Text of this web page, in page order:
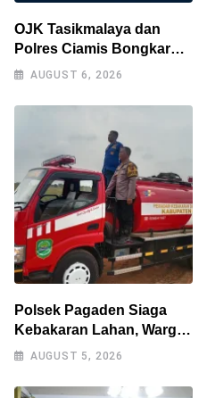
OJK Tasikmalaya dan
Polres Ciamis Bongkar
Modus Penipuan Titip
Korban Tembus Rp500
AUGUST 6, 2026
Polsek Pagaden Siaga
Kebakaran Lahan, Warga
Diimbau Tak Bakar
AUGUST 5, 2026